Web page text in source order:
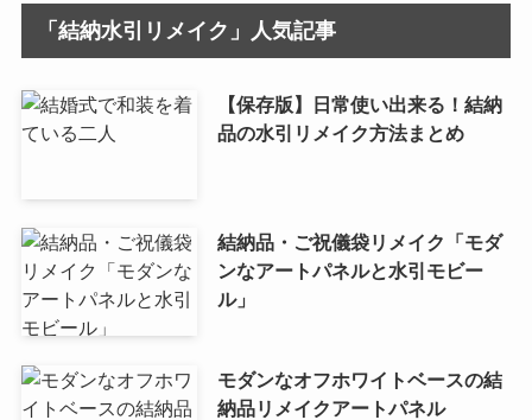
「結納水引リメイク」人気記事
【保存版】日常使い出来る！結納
品の水引リメイク方法まとめ
結納品・ご祝儀袋リメイク「モダ
ンなアートパネルと水引モビー
ル」
モダンなオフホワイトベースの結
納品リメイクアートパネル